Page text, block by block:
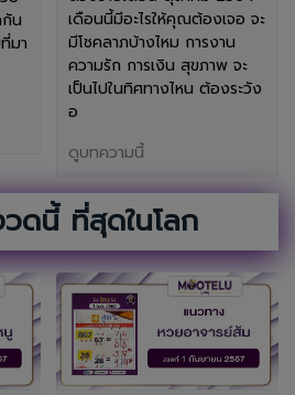
น
มา
เดือนนี้มีอะไรให้คุณต้องเจอ จะ
มีโชคลาภบ้างไหม การงาน
ความรัก การเงิน สุขภาพ จะ
เป็นไปในทิศทางไหน ต้องระวัง
อ
ดูบทความนี้
วดนี้ ที่สุดในโลก